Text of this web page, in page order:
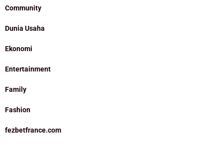
Community
Dunia Usaha
Ekonomi
Entertainment
Family
Fashion
fezbetfrance.com